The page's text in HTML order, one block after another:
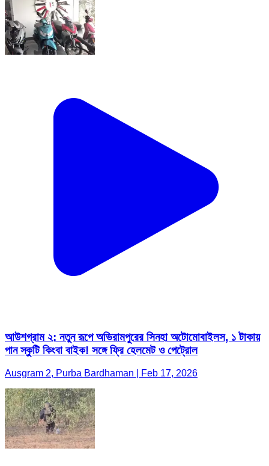
আউশগ্রাম ২: নতুন রূপে অভিরামপুরের সিনহা অটোমোবাইলস, ১ টাকায়
পান স্কুটি কিংবা বাইক! সঙ্গে ফ্রি হেলমেট ও পেট্রোল
Ausgram 2, Purba Bardhaman | Feb 17, 2026